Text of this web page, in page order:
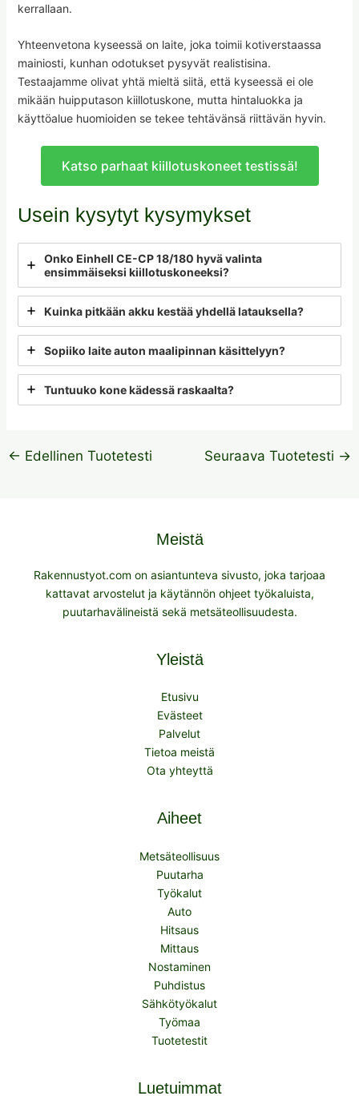
kerrallaan.
Yhteenvetona kyseessä on laite, joka toimii kotiverstaassa
mainiosti, kunhan odotukset pysyvät realistisina.
Testaajamme olivat yhtä mieltä siitä, että kyseessä ei ole
mikään huipputason kiillotuskone, mutta hintaluokka ja
käyttöalue huomioiden se tekee tehtävänsä riittävän hyvin.
Katso parhaat kiillotuskoneet testissä!
Usein kysytyt kysymykset
Onko Einhell CE-CP 18/180 hyvä valinta
ensimmäiseksi kiillotuskoneeksi?
Kuinka pitkään akku kestää yhdellä latauksella?
Sopiiko laite auton maalipinnan käsittelyyn?
Tuntuuko kone kädessä raskaalta?
← Edellinen Tuotetesti Seuraava Tuotetesti →
Meistä
Rakennustyot.com on asiantunteva sivusto, joka tarjoaa
kattavat arvostelut ja käytännön ohjeet työkaluista,
puutarhavälineistä sekä metsäteollisuudesta.
Yleistä
Etusivu
Evästeet
Palvelut
Tietoa meistä
Ota yhteyttä
Aiheet
Metsäteollisuus
Puutarha
Työkalut
Auto
Hitsaus
Mittaus
Nostaminen
Puhdistus
Sähkötyökalut
Työmaa
Tuotetestit
Luetuimmat